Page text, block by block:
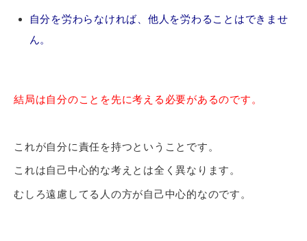
自分を労わらなければ、他人を労わることはできませ
ん。
結局は自分のことを先に考える必要があるのです。
これが自分に責任を持つということです。
これは自己中心的な考えとは全く異なります。
むしろ遠慮してる人の方が自己中心的なのです。